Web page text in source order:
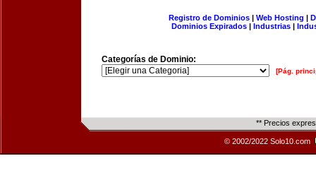
Registro de Dominios| Web Hosting |
Dominios Expirados | Industrias |
Categorías de Dominio:
[Pág.
** Precios
© 2002/2022 Solo10.com